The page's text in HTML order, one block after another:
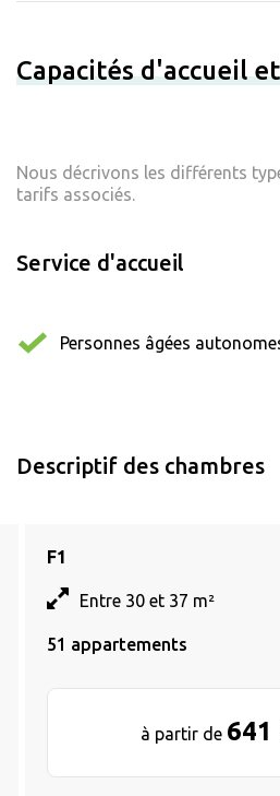
Capacités d'accueil
Nous décrivons les différents
tarifs associés.
Service d'accueil
Personnes âgées
Descriptif des chambres
F1
Entre 30 et 37 m²
51 appartements
à partir de 641